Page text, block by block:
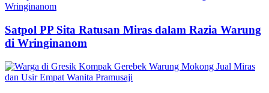
Satpol PP Sita Ratusan Miras dalam Razia Warung
di Wringinanom